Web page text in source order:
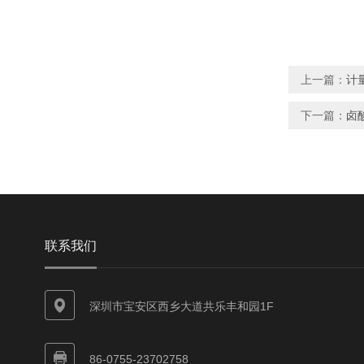
上一篇： 计
下一篇： 卤
联系我们
深圳市宝安区西乡大道共乐丰和园1F
86-0755-23702758